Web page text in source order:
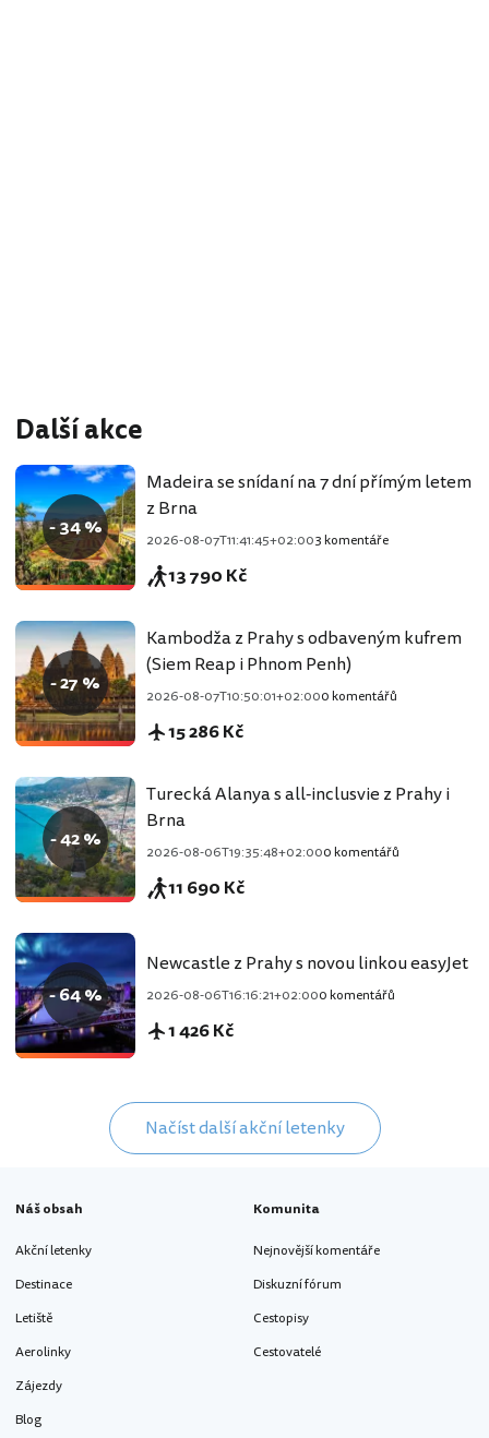
Další akce
- 34 %
Madeira se snídaní na 7 dní přímým letem
z Brna
2026-08-07T11:41:45+02:003 komentáře
13 790 Kč
- 27 %
Kambodža z Prahy s odbaveným kufrem
(Siem Reap i Phnom Penh)
2026-08-07T10:50:01+02:000 komentářů
15 286 Kč
- 42 %
Turecká Alanya s all-inclusvie z Prahy i
Brna
2026-08-06T19:35:48+02:000 komentářů
11 690 Kč
- 64 %
Newcastle z Prahy s novou linkou easyJet
2026-08-06T16:16:21+02:000 komentářů
1 426 Kč
Načíst další akční letenky
Náš obsah
Akční letenky
Destinace
Letiště
Aerolinky
Zájezdy
Blog
Komunita
Nejnovější komentáře
Diskuzní fórum
Cestopisy
Cestovatelé